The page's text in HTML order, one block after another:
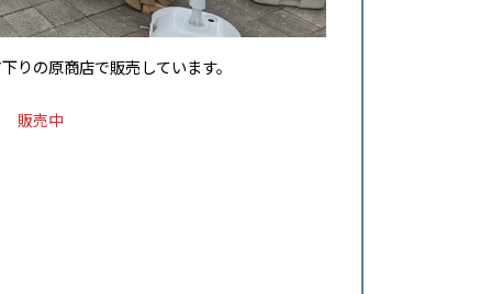
りの原商店で販売しています。
販売中